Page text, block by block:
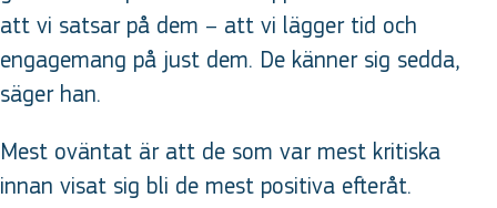
att vi satsar på dem – att vi lägger tid och
engagemang på just dem. De känner sig sedda,
säger han.
Mest oväntat är att de som var mest kritiska
innan visat sig bli de mest positiva efteråt.